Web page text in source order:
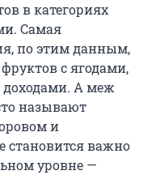
в категориях
Самая
по этим данным,
с ягодами,
А меж
называют
и
становится важно
уровне —